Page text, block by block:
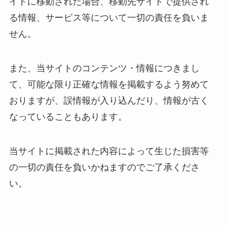
る情報、サービス等について一切の責任を負いま
せん。
また、当サイトのコンテンツ・情報につきまし
て、可能な限り正確な情報を掲載するよう努めて
おりますが、誤情報が入り込んだり、情報が古く
なっていることもあります。
当サイトに掲載された内容によって生じた損害等
の一切の責任を負いかねますのでご了承くださ
い。